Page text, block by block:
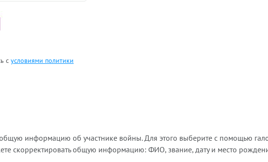
с условиями политики
информацию об участнике войны. Для этого выберите с помощью
скорректировать общую информацию: ФИО, звание, дату и место